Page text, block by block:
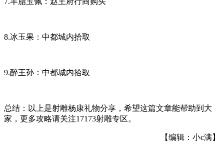
8.冰玉果：中都城内拾取
9.醉王孙：中都城内拾取
总结：以上是射雕杨康礼物分享，希望这篇文章能帮助到大
家，更多攻略请关注17173射雕专区。
【编辑：小c满】